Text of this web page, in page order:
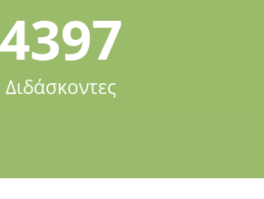
4397
Διδάσκοντες